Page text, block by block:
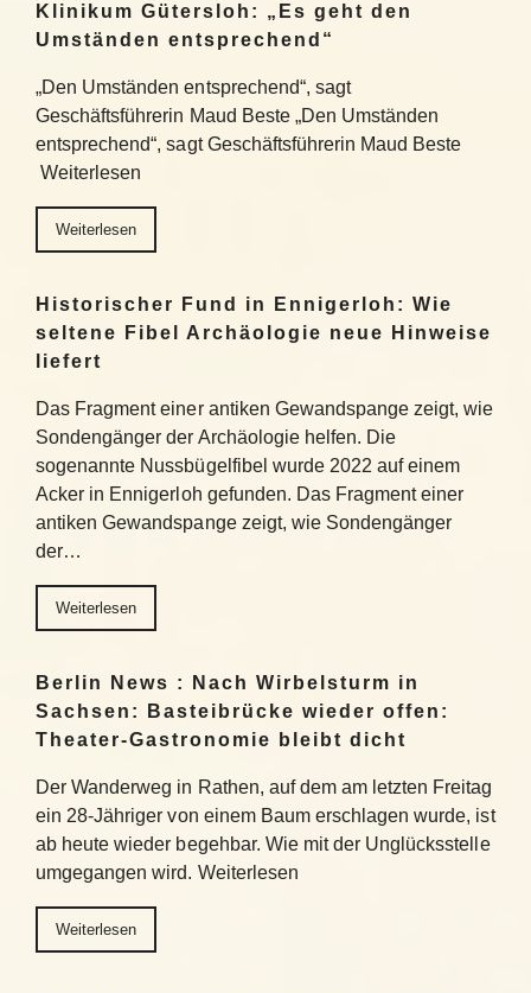
Klinikum Gütersloh: „Es geht den
Umständen entsprechend“
„Den Umständen entsprechend“, sagt
Geschäftsführerin Maud Beste „Den Umständen
entsprechend“, sagt Geschäftsführerin Maud Beste
Weiterlesen
Weiterlesen
Historischer Fund in Ennigerloh: Wie
seltene Fibel Archäologie neue Hinweise
liefert
Das Fragment einer antiken Gewandspange zeigt, wie
Sondengänger der Archäologie helfen. Die
sogenannte Nussbügelfibel wurde 2022 auf einem
Acker in Ennigerloh gefunden. Das Fragment einer
antiken Gewandspange zeigt, wie Sondengänger
der…
Weiterlesen
Berlin News : Nach Wirbelsturm in
Sachsen: Basteibrücke wieder offen:
Theater-Gastronomie bleibt dicht
Der Wanderweg in Rathen, auf dem am letzten Freitag
ein 28-Jähriger von einem Baum erschlagen wurde, ist
ab heute wieder begehbar. Wie mit der Unglücksstelle
umgegangen wird. Weiterlesen
Weiterlesen